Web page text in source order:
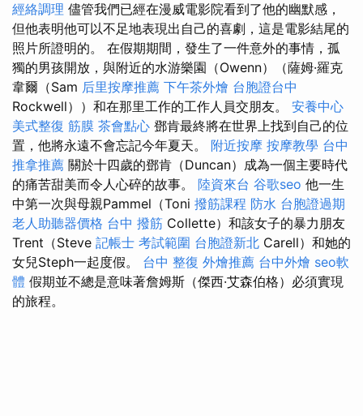
經絡調理 儘管我們已經在漫威電影院看到了他的幽默感，
但他表明他可以不足地表現出自己的喜劇，這是電影結尾的
照片所證明的。 在假期期間，發生了一件意外的事情，孤
獨的男孩開放，與附近的水游樂園（Owenn）（薩姆·羅克
韋爾（Sam 后里按摩推薦 下午茶外燴 台胞證台中
Rockwell））和在那里工作的工作人員交朋友。 安養中心
美式整復 筋膜 茶會點心 鄧肯最終將在世界上找到自己的位
置，他將永遠不會忘記今年夏天。 附近按摩 按摩教學 台中
推拿推薦 關於十四歲的鄧肯（Duncan）成為一個主要時代
的痛苦甜美而令人心碎的故事。 陸資來台 谷歌seo 他一生
中第一次與母親Pammel（Toni 撥筋課程 防水 台胞證過期
老人助聽器價格 台中 撥筋 Collette）和該女子的暴力朋友
Trent（Steve 記帳士 考試範圍 台胞證新北 Carell）和她的
女兒Steph一起度假。 台中 整復 外燴推薦 台中外燴 seo軟
體 假期並不總是意味著詹姆斯（傑西·艾森伯格）必須實現
的旅程。